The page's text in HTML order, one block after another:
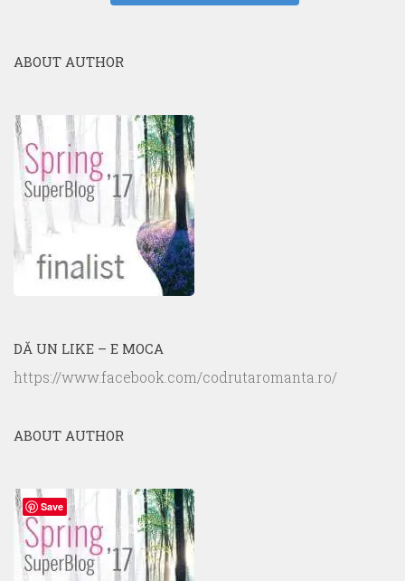
ABOUT AUTHOR
DĂ UN LIKE – E MOCA
https://www.facebook.com/codrutaromanta.ro/
ABOUT AUTHOR
Save